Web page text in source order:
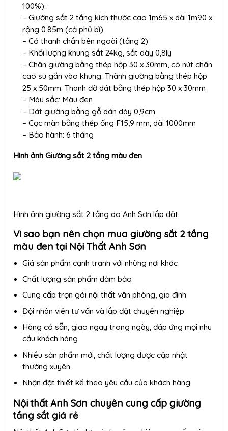
100%):
– Giường sắt 2 tầng kích thước cao 1m65 x dài 1m90 x
rộng 0.85m (cả phủ bì)
– Có thanh chắn bên ngoài (tầng 2)
– Khối lượng khung sắt 24kg, sắt dày 0,8ly
– Chân giường bằng thép hộp 30 x 30mm, có nút chân
cao su gắn vào khung. Thành giường bằng thép hộp
25 x 50mm. Thanh đỡ dát bằng thép hộp 30 x 30mm
– Màu sắc: Màu đen
– Dát giường bằng gỗ dán dày 0,9cm
– Cọc màn bằng thép ống F15,9 mm, dài 1000mm
– Bảo hành: 6 tháng
Hình ảnh Giường sắt 2 tầng màu đen
Hình ảnh giường sắt 2 tầng do Anh Sơn lắp đặt
Vì sao bạn nên chọn mua giường sắt 2 tầng
màu đen tại Nội Thất Anh Sơn
Giá sản phẩm cạnh tranh với những nơi khác
Chất lượng sản phẩm đảm bảo
Cung cấp trọn gói nội thất văn phòng, gia đình
Đội nhân viên tư vấn và lắp đặt chuyên nghiệp
Hàng có sẵn, giao ngay trong ngày, đáp ứng mọi nhu
cầu khách hàng
Nhiều sản phẩm mới, chất lượng được cập nhật
thường xuyên
Nhận đặt thiết kế theo yêu cầu của khách hàng
Nội thất Anh Sơn chuyên cung cấp giường
tầng sắt giá rẻ